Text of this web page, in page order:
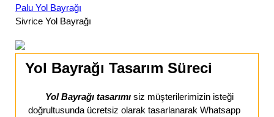
Palu Yol Bayrağı
Sivrice Yol Bayrağı
Yol Bayrağı Tasarım Süreci
Yol Bayrağı tasarımı siz müşterilerimizin isteği
doğrultusunda ücretsiz olarak tasarlanarak Whatsapp